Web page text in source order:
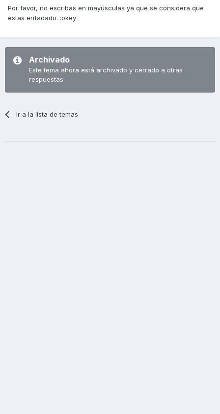
Por favor, no escribas en mayúsculas ya que se considera que
estas enfadado. :okey
Archivado
Este tema ahora está archivado y cerrado a otras
respuestas.
Ir a la lista de temas